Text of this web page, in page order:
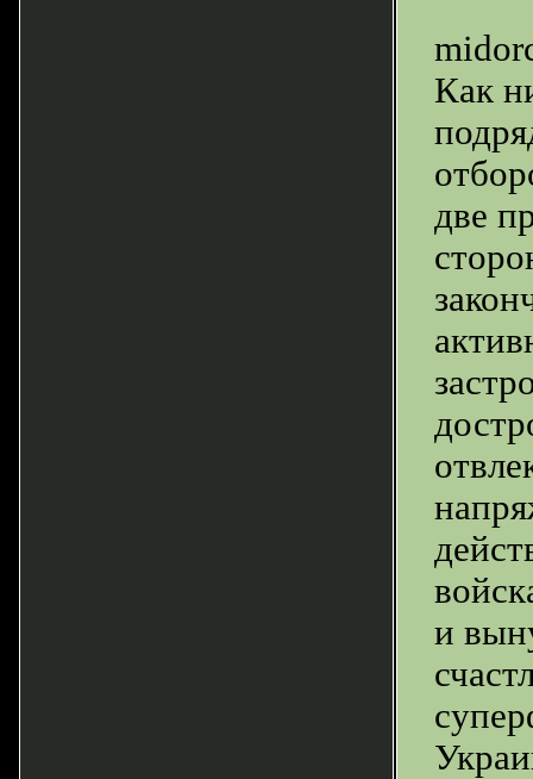
Как
две
и